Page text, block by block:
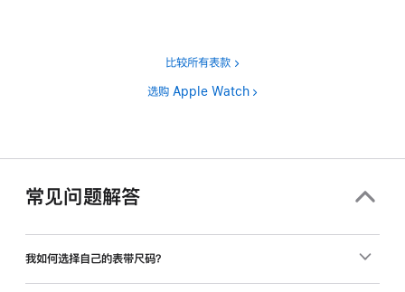
比较所有表款
选购 Apple Watch
常见问题解答
我如何选择自己的表带尺码？